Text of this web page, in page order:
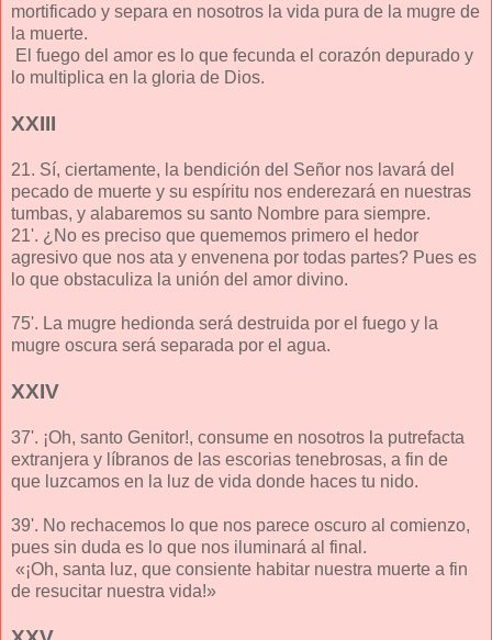
mortificado y separa en nosotros la vida pura de la mugre de
la muerte.
El fuego del amor es lo que fecunda el corazón depurado y
lo multiplica en la gloria de Dios.
XXIII
21. Sí, ciertamente, la bendición del Señor nos lavará del
pecado de muerte y su espíritu nos enderezará en nuestras
tumbas, y alabaremos su santo Nombre para siempre.
21'. ¿No es preciso que quememos primero el hedor
agresivo que nos ata y envenena por todas partes? Pues es
lo que obstaculiza la unión del amor divino.
75'. La mugre hedionda será destruida por el fuego y la
mugre oscura será separada por el agua.
XXIV
37'. ¡Oh, santo Genitor!, consume en nosotros la putrefacta
extranjera y líbranos de las escorias tenebrosas, a fin de
que luzcamos en la luz de vida donde haces tu nido.
39'. No rechacemos lo que nos parece oscuro al comienzo,
pues sin duda es lo que nos iluminará al final.
«¡Oh, santa luz, que consiente habitar nuestra muerte a fin
de resucitar nuestra vida!»